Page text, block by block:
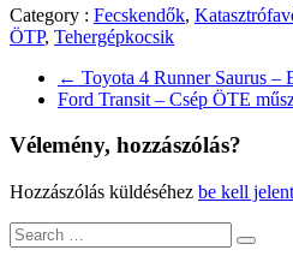
Category : Fecskendők,
ÖTP, Tehergépkocsik
← Toyota 4 Runner Saurus –
Ford Transit – Csép ÖTE
Vélemény, hozzászólás?
Hozzászólás küldéséhez be kell